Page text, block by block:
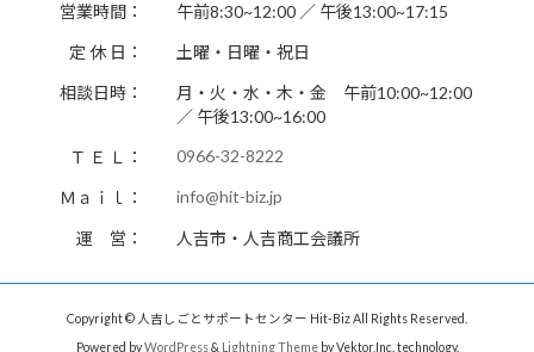
営業時間：
午前8:30~12:00 ／ 午後13:00~17:15
定 休 日：
土曜・日曜・祝日
相談日時：
月・火・水・木・金 午前10:00~12:00
／ 午後13:00~16:00
Ｔ Ｅ Ｌ：
0966-32-8222
Ｍａｉｌ： info@hit-biz.jp
運 営： 人吉市・人吉商工会議所
Copyright © 人吉しごとサポートセンター Hit-Biz All Rights Reserved.
Powered byWordPress& Lightning Themeby Vektor,Inc. technology.